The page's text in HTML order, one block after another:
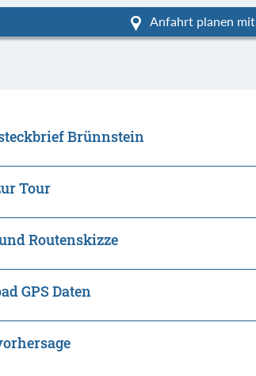
Anfahrt planen
Brünnstein
Tour
Routenskizze
GPS Daten